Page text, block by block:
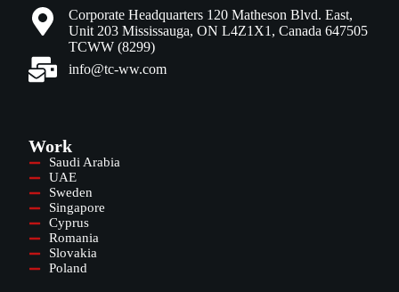
Corporate Headquarters 120 Matheson Blvd. East,
Unit 203 Mississauga, ON L4Z1X1, Canada 647505
TCWW (8299)
info@tc-ww.com
Work
Saudi Arabia
UAE
Sweden
Singapore
Cyprus
Romania
Slovakia
Poland